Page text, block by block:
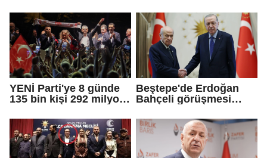
öneriyoruz
YENİ Parti'ye 8 günde
135 bin kişi 292 milyon
Beştepe'de Erdoğan
Bahçeli görüşmesi